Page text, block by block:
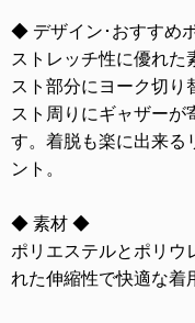
◆ デザイン･おすすめ
ストレッチ性に優れた
スト部分にヨーク切り
スト周りにギャザーが
す。着脱も楽に出来る
ント。
◆ 素材 ◆
ポリエステルとポリウ
れた伸縮性で快適な着